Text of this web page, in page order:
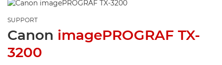
SUPPORT
Canon imagePROGRAF TX-
3200